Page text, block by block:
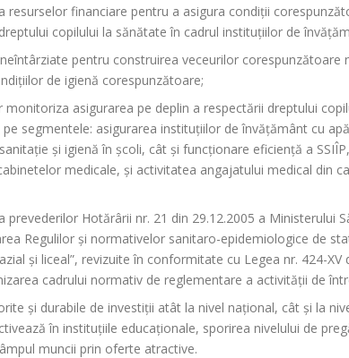
resurselor financiare pentru a asigura condiții
copilului la sănătate în cadrul instituțiilor de
pentru construirea veceurilor corespunzătoare
de igienă corespunzătoare;
asigurarea pe deplin a respectării dreptului
segmentele: asigurarea instituțiilor de învățământ cu
și igienă în școli, cât și funcționare eficiență a
medicale, și activitatea angajatului medical din
prevederilor Hotărârii nr. 21 din 29.12.2005 a Ministerului
Regulilor și normativelor sanitaro-epidemiologice de
și liceal”, revizuite în conformitate cu Legea nr. 424-XV
cadrului normativ de reglementare a activității de
și durabile de investiții atât la nivel național, cât și la
în instituțiile educaționale, sporirea nivelului de
muncii prin oferte atractive.